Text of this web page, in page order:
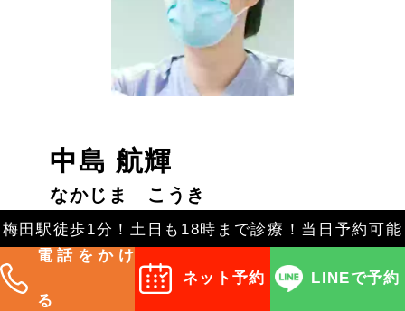
中島 航輝
なかじま こうき
役職
世航会デンタルオフィス 理事長
資格
梅田駅徒歩1分！土日も18時まで診療！当日予約可能
電話をかけ
る
ネット予約 LINEで予約